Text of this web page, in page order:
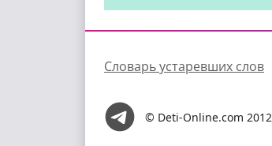
Словарь устаревших слов
© Deti-Online.com